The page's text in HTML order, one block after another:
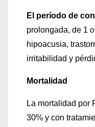
El período de
prolongada, de 1
hipoacusia,
irritabilidad y
Mortalidad
La mortalidad por
30% y con